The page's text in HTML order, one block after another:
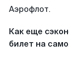
Аэрофлот.
Как еще
билет на